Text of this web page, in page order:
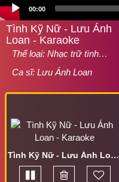
00:00
Tình Kỹ Nữ - Lưu Ánh
Loan - Karaoke
Thể loại: Nhạc trữ tình…
Ca sĩ: Lưu Ánh Loan
Tình Kỹ Nữ - Lưu Ánh Loan - Karaoke